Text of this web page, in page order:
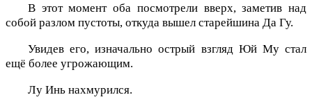
В этот момент оба посмотрели вверх, заметив над
собой разлом пустоты, откуда вышел старейшина Да Гу.
Увидев его, изначально острый взгляд Юй Му стал
ещё более угрожающим.
Лу Инь нахмурился.